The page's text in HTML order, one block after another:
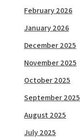
February 2026
January 2026
December 2025
November 2025
October 2025
September 2025
August 2025
July 2025